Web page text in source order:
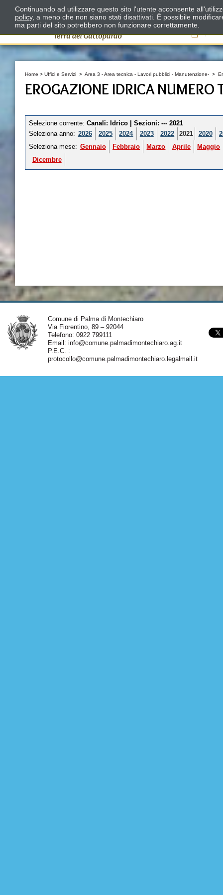
Il
Home > Uffici e Servizi > Area 3 - Area tecnica - Lavori pubblici - Manutenzione- >
EROGAZIONE IDRICA
Selezione corrente: Canali: Idrico | Sezioni: --- 2021
Seleziona anno: 2026 2025 2024 2023 2022 2021 2020
Seleziona mese: Gennaio Febbraio Marzo Aprile
Maggio
Dicembre
Comune di Palma di Montechiaro
Via Fiorentino, 89 – 92044
Telefono: 0922 799111
Email: info@comune.palmadimontechiaro.ag.it
P.E.C. :
protocollo@comune.palmadimontechiaro.legalmail.it
Continuando ad utilizzare questo sito l'utente acconsente
policy, a meno che non siano stati disattivati. È possibile
ma parti del sito potrebbero non funzionare correttamente.